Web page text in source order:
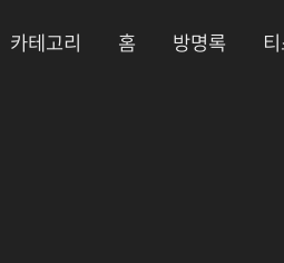
카테고리 홈 방명록